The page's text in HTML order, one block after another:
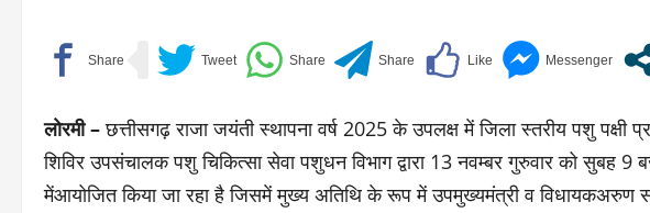
लोरमी –छत्तीसगढ़ राजा जयंती स्थापना वर्ष 2025 के उपलक्ष में जिला स्तरीय पशु पक्षी
शिविर उपसंचालक पशु चिकित्सा सेवा पशुधन विभाग द्वारा 13 नवम्बर गुरुवार को सुबह
मेंआयोजित किया जा रहा है जिसमें मुख्य अतिथि के रूप में उपमुख्यमंत्री व विधायकअरुण